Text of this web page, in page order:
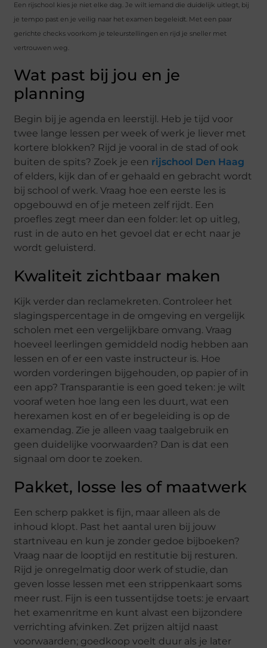
Een rijschool kies je niet elke dag. Je wilt iemand die duidelijk uitlegt, bij
je tempo past en je veilig naar het examen begeleidt. Met een paar
gerichte checks voorkom je teleurstellingen en rijd je sneller met
vertrouwen weg.
Wat past bij jou en je
planning
Begin bij je agenda en leerstijl. Heb je tijd voor
twee lange lessen per week of werk je liever met
kortere blokken? Rijd je vooral in de stad of ook
buiten de spits? Zoek je een rijschool Den Haag
of elders, kijk dan of er gehaald en gebracht wordt
bij school of werk. Vraag hoe een eerste les is
opgebouwd en of je meteen zelf rijdt. Een
proefles zegt meer dan een folder: let op uitleg,
rust in de auto en het gevoel dat er echt naar je
wordt geluisterd.
Kwaliteit zichtbaar maken
Kijk verder dan reclamekreten. Controleer het
slagingspercentage in de omgeving en vergelijk
scholen met een vergelijkbare omvang. Vraag
hoeveel leerlingen gemiddeld nodig hebben aan
lessen en of er een vaste instructeur is. Hoe
worden vorderingen bijgehouden, op papier of in
een app? Transparantie is een goed teken: je wilt
vooraf weten hoe lang een les duurt, wat een
herexamen kost en of er begeleiding is op de
examendag. Zie je alleen vaag taalgebruik en
geen duidelijke voorwaarden? Dan is dat een
signaal om door te zoeken.
Pakket, losse les of maatwerk
Een scherp pakket is fijn, maar alleen als de
inhoud klopt. Past het aantal uren bij jouw
startniveau en kun je zonder gedoe bijboeken?
Vraag naar de looptijd en restitutie bij resturen.
Rijd je onregelmatig door werk of studie, dan
geven losse lessen met een strippenkaart soms
meer rust. Fijn is een tussentijdse toets: je ervaart
het examenritme en kunt alvast een bijzondere
verrichting afvinken. Zet prijzen altijd naast
voorwaarden; goedkoop voelt duur als je later